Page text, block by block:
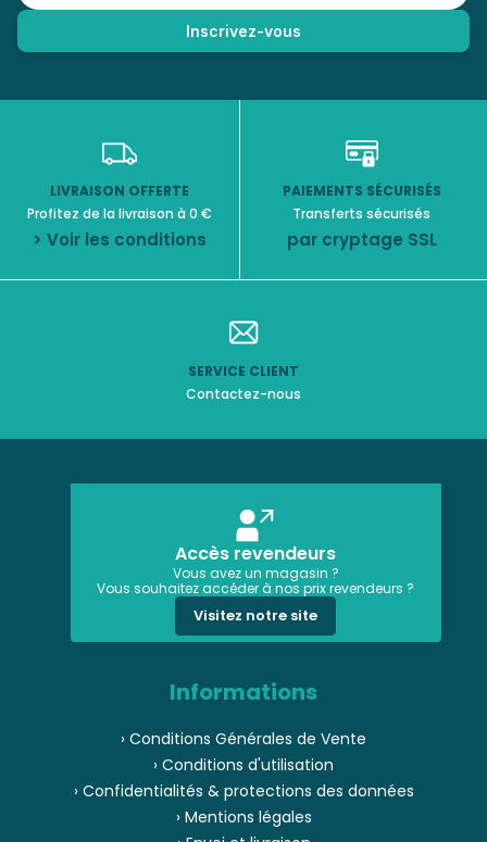
LIVRAISON OFFERTE
Profitez de la livraison à 0 €
> Voir les conditions
PAIEMENTS SÉCURISÉS
Transferts sécurisés
par cryptage SSL
SERVICE CLIENT
Contactez-nous
Accès revendeurs
Vous avez un magasin ?
Vous souhaitez accéder à nos prix revendeurs ?
Visitez notre site
Informations
› Conditions Générales de Vente
› Conditions d'utilisation
› Confidentialités & protections des données
› Mentions légales